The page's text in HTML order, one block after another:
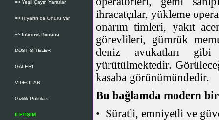
=> Yeşil Çayın Yararları
=> Hıyarın da Onuru Var
=> İnternet Kanunu
DOST SİTELER
GALERİ
VİDEOLAR
Gizlilik Politikası
İLETİŞİM
ihracatçılar, yükleme
onarım timleri, yakıt
görevlileri, gümrük
deniz avukatları
yürütülmektedir.
kasaba görünümündedir.
Bu bağlamda modern
• Süratli, emniyetli ve